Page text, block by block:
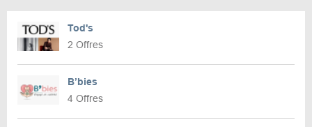
Tod's
2 Offres
B’bies
4 Offres